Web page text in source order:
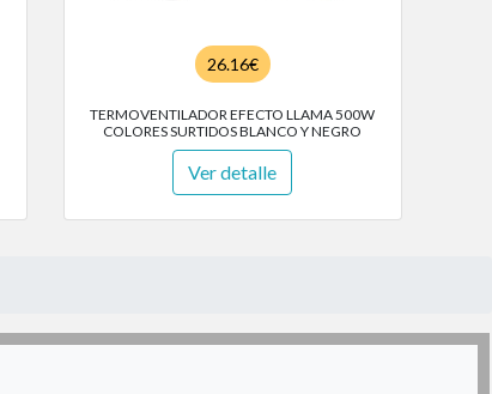
26.16€
TERMOVENTILADOR EFECTO LLAMA 500W
COLORES SURTIDOS BLANCO Y NEGRO
Ver detalle